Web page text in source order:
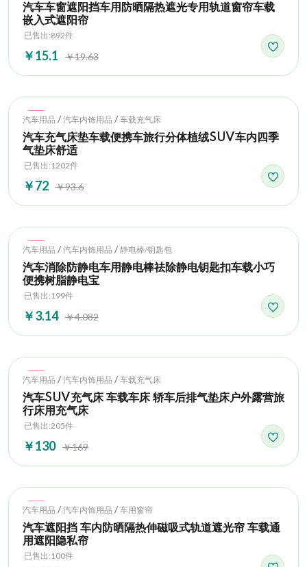
汽车车窗遮阳挡车用防晒隔热遮光专用轨道窗帘车载
嵌入式遮阳帘
已售出:892件
￥15.1 ￥19.63
Hot
汽车用品 / 汽车内饰用品 / 车载充气床
汽车充气床垫车载便携车旅行分体植绒SUV车内四季
气垫床舒适
已售出:1202件
￥72 ￥93.6
Hot
汽车用品 / 汽车内饰用品 / 静电棒/钥匙包
汽车消除防静电车用静电棒祛除静电钥匙扣车载小巧
便携树脂静电宝
已售出:199件
￥3.14 ￥4.082
Hot
汽车用品 / 汽车内饰用品 / 车载充气床
汽车SUV充气床 车载车床 轿车后排气垫床户外露营旅
行床用充气床
已售出:205件
￥130 ￥169
Hot
汽车用品 / 汽车内饰用品 / 车用窗帘
汽车遮阳挡 车内防晒隔热伸磁吸式轨道遮光帘 车载通
用遮阳隐私帘
已售出:100件